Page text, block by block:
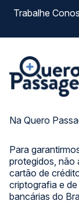
Na Quero
Para
protegidos, não
cartão de
criptografia e
bancárias do
Trabalhe